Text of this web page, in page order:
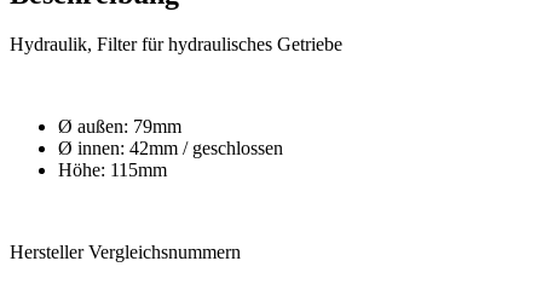
Hydraulik, Filter für hydraulisches Getriebe
Ø außen: 79mm
Ø innen: 42mm / geschlossen
Höhe: 115mm
Hersteller Vergleichsnummern